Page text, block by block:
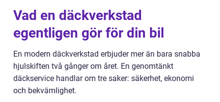
Vad en däckverkstad
egentligen gör för din bil
En modern däckverkstad erbjuder mer än bara snabba
hjulskiften två gånger om året. En genomtänkt
däckservice handlar om tre saker: säkerhet, ekonomi
och bekvämlighet.